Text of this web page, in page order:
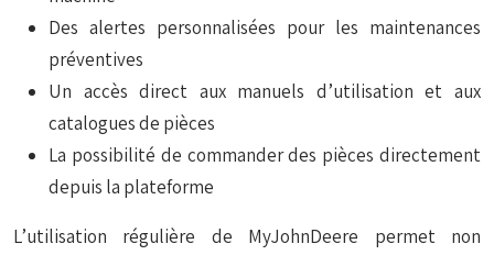
Des alertes personnalisées pour les maintenances
préventives
Un accès direct aux manuels d’utilisation et aux
catalogues de pièces
La possibilité de commander des pièces directement
depuis la plateforme
L’utilisation régulière de MyJohnDeere permet non